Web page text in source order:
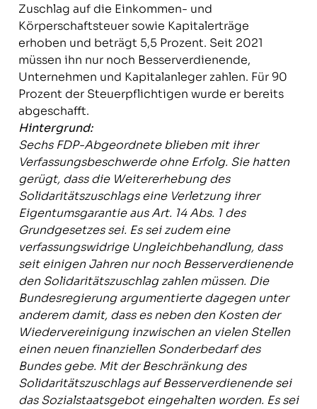
Zuschlag auf die Einkommen- und
Körperschaftsteuer sowie Kapitalerträge
erhoben und beträgt 5,5 Prozent. Seit 2021
müssen ihn nur noch Besserverdienende,
Unternehmen und Kapitalanleger zahlen. Für 90
Prozent der Steuerpflichtigen wurde er bereits
abgeschafft.
Hintergrund:
Sechs FDP-Abgeordnete blieben mit ihrer
Verfassungsbeschwerde ohne Erfolg. Sie hatten
gerügt, dass die Weitererhebung des
Solidaritätszuschlags eine Verletzung ihrer
Eigentumsgarantie aus Art. 14 Abs. 1 des
Grundgesetzes sei. Es sei zudem eine
verfassungswidrige Ungleichbehandlung, dass
seit einigen Jahren nur noch Besserverdienende
den Solidaritätszuschlag zahlen müssen. Die
Bundesregierung argumentierte dagegen unter
anderem damit, dass es neben den Kosten der
Wiedervereinigung inzwischen an vielen Stellen
einen neuen finanziellen Sonderbedarf des
Bundes gebe. Mit der Beschränkung des
Solidaritätszuschlags auf Besserverdienende sei
das Sozialstaatsgebot eingehalten worden. Es sei